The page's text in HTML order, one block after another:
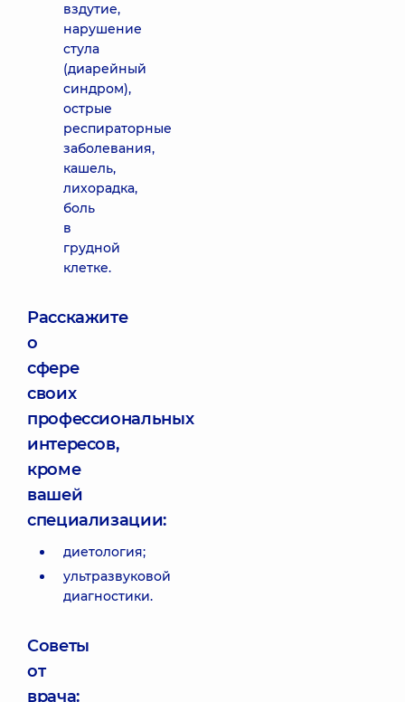
вздутие,
нарушение
стула
(диарейный
синдром),
острые
респираторные
заболевания,
кашель,
лихорадка,
боль
в
грудной
клетке.
Расскажите
о
сфере
своих
профессиональных
интересов,
кроме
вашей
специализации:
диетология;
ультразвуковой
диагностики.
Советы
от
врача: